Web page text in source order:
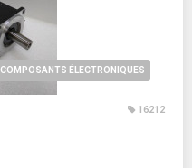
COMPOSANTS ÉLECTRONIQUES
16212